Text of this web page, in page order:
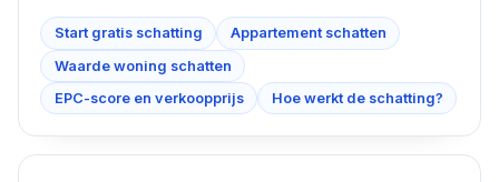
Start gratis schatting
Appartement schatten
Waarde woning schatten
EPC-score en verkoopprijs
Hoe werkt de schatting?